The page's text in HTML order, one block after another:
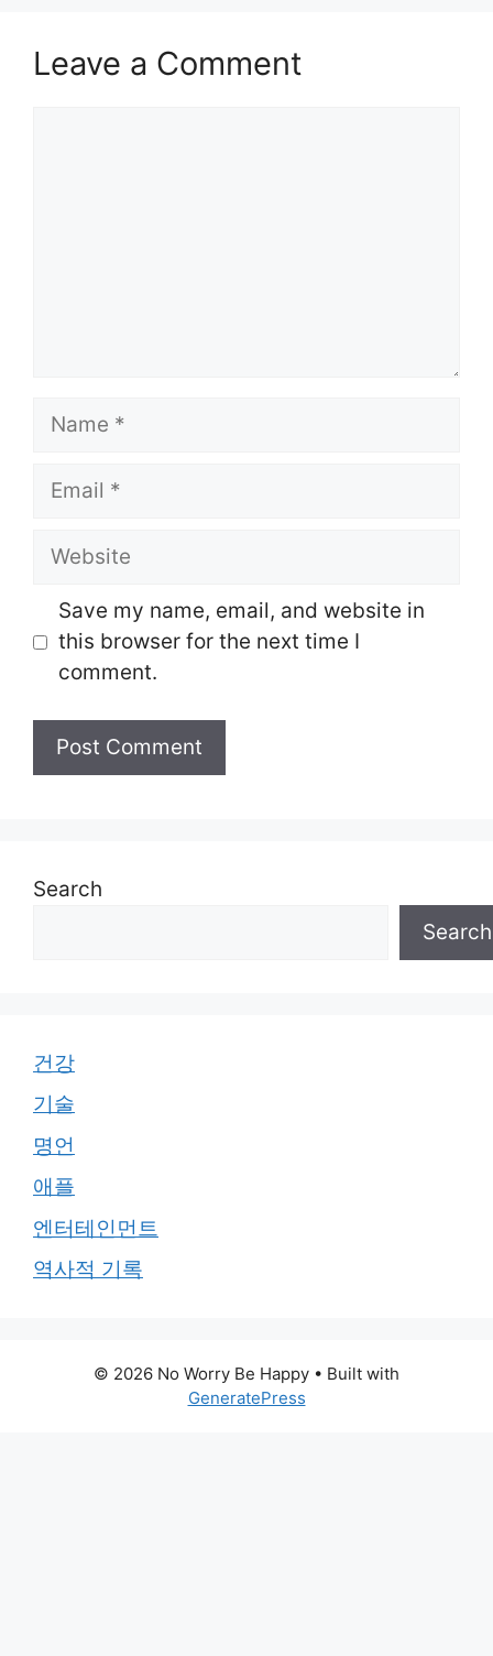
Leave a Comment
Name
Email
Website
Save my name, email, and website in
this browser for the next time I
comment.
Search
Search
건강
기술
명언
애플
엔터테인먼트
역사적 기록
© 2026 No Worry Be Happy • Built with
GeneratePress